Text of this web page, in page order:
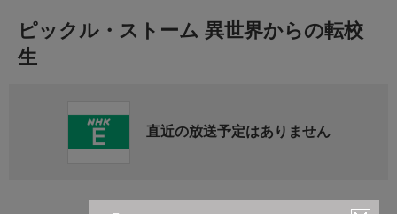
ピックル・ストーム 異世界からの転校
生
直近の放送予定はありません